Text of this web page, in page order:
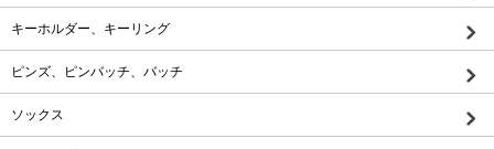
キーホルダー、キーリング
ピンズ、ピンバッチ、バッチ
ソックス